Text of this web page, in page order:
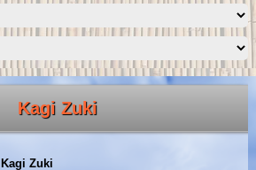
Kagi Zuki
Kagi Zuki